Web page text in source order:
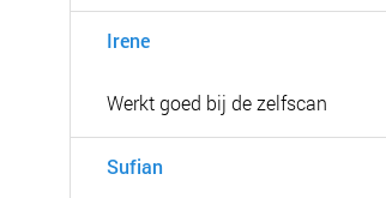
Irene
Werkt goed bij de zelfscan
Sufian